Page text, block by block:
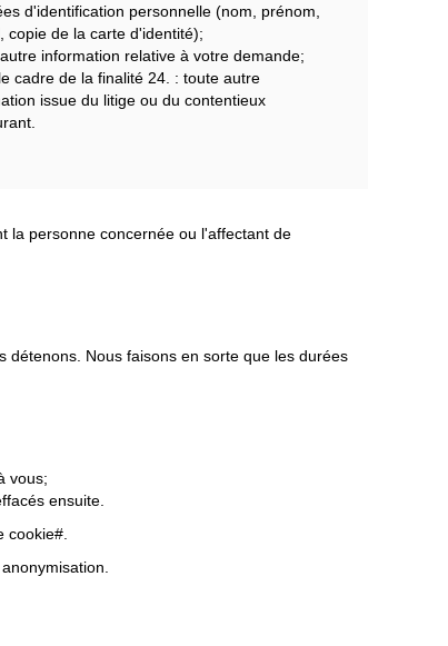
d'identification personnelle (nom, prénom,
copie de la carte d'identité);
information relative à votre demande;
cadre de la finalité 24. : toute autre
issue du litige ou du contentieux
la personne concernée ou l'affectant de
détenons. Nous faisons en sorte que les durées
vous;
ensuite.
cookie#.